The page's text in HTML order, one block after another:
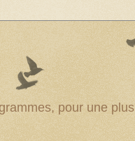
pour une plus